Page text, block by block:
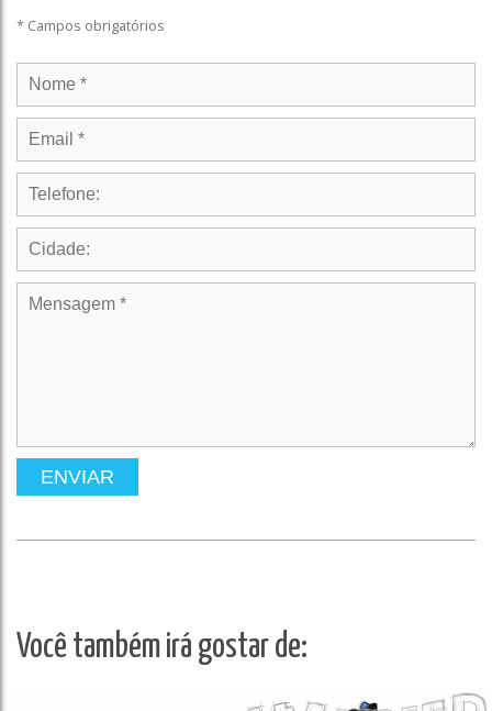
* Campos obrigatórios
ENVIAR
Você também irá gostar de: